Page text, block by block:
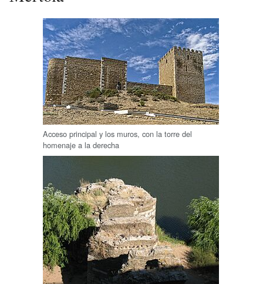
Acceso principal y los muros, con la torre del
homenaje a la derecha